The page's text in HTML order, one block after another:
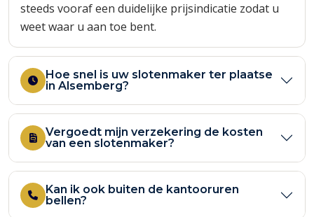
steeds vooraf een duidelijke prijsindicatie zodat u
weet waar u aan toe bent.
Hoe snel is uw slotenmaker ter plaatse
in Alsemberg?
Vergoedt mijn verzekering de kosten
van een slotenmaker?
Kan ik ook buiten de kantooruren
bellen?